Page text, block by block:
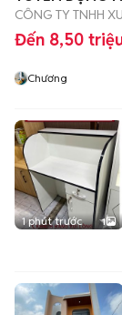
CÔNG TY TNHH
Đến 8,50
Chương
1 phút trước 1